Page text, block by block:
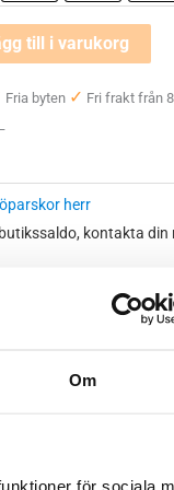
Om
för sociala
till i varukorg
Fria byten ✓ Fri frakt från
herr
kontakta din
vi trivs bäst med
luftiga
plats och ger den